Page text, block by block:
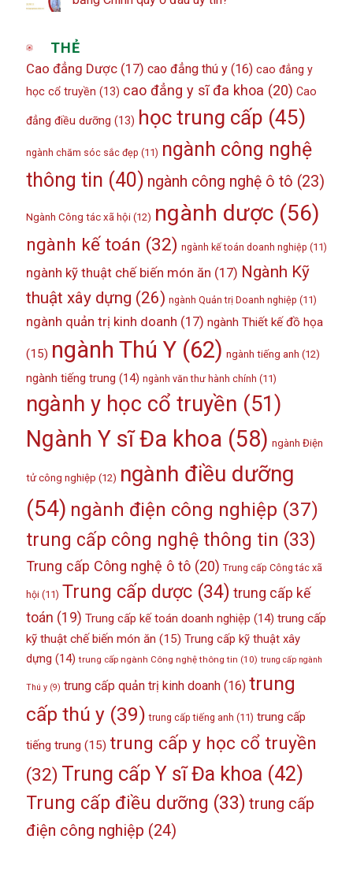
THẺ
Cao đẳng Dược(17) cao đẳng thú y(16) cao đẳng y
học cổ truyền (13) cao đẳng y sĩ đa khoa (20) Cao
đẳng điều dưỡng (13) học trung cấp (45)
ngành chăm sóc sắc đẹp (11) ngành công nghệ
thông tin (40) ngành công nghệ ô tô (23)
Ngành Công tác xã hội(12) ngành dược(56)
ngành kế toán (32) ngành kế toán doanh nghiệp (11)
ngành kỹ thuật chế biến món ăn (17) Ngành Kỹ
thuật xây dựng (26) ngành Quản trị Doanh nghiệp (11)
ngành quản trị kinh doanh (17) ngành Thiết kế đồ họa
(15) ngành Thú Y(62) ngành tiếng anh (12)
ngành tiếng trung (14) ngành văn thư hành chính (11)
ngành y học cổ truyền (51)
Ngành Y sĩ Đa khoa (58) ngành Điện
tử công nghiệp (12) ngành điều dưỡng
(54) ngành điện công nghiệp (37)
trung cấp công nghệ thông tin (33)
Trung cấp Công nghệ ô tô(20) Trung cấp Công tác xã
hội (11) Trung cấp dược(34) trung cấp kế
toán (19) Trung cấp kế toán doanh nghiệp (14) trung cấp
kỹ thuật chế biến món ăn (15) Trung cấp kỹ thuật xây
dựng (14) trung cấp ngành Công nghệ thông tin (10) trung cấp ngành
Thú y(9) trung cấp quản trị kinh doanh(16) trung
cấp thú y(39) trung cấp tiếng anh (11) trung cấp
tiếng trung (15) trung cấp y học cổ truyền
(32) Trung cấp Y sĩ Đa khoa (42)
Trung cấp điều dưỡng (33) trung cấp
điện công nghiệp (24)